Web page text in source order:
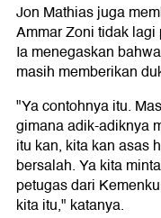
Jon Mathias juga
Ammar Zoni tidak
Ia menegaskan
masih memberikan
"Ya contohnya itu.
gimana adik-adiknya
itu kan, kita kan asas
bersalah. Ya kita
petugas dari
kita itu," katanya.